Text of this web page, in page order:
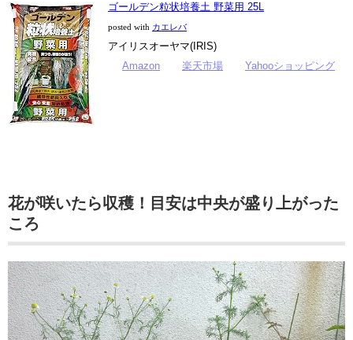
ゴールデン粒状培養土 野菜用 25L
posted with カエレバ
アイリスオーヤマ(IRIS)
Amazon
楽天市場 Yahooショッピング
花が咲いたら収穫！目安は中央が盛り上がった
ころ